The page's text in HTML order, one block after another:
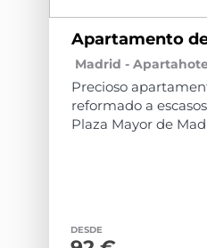
Madrid -
Precioso
reformado a
Plaza Mayor de
ideal para una visita
DESDE